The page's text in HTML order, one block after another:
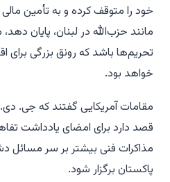
خود را متوقف کرده و به تأمین
مانند حزب‌الله در لبنان، پایان
تحریم‌ها باشد که رونق بزرگی برای
خواهد بود.
مقامات آمریکایی گفتند که جی.
قصد دارد برای امضای یادداشت
مذاکرات فنی بیشتر بر سر مسائل
پاکستان برگزار شود.